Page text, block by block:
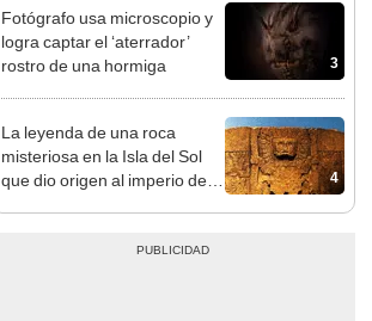
3
Fotógrafo usa microscopio y
logra captar el ‘aterrador’
rostro de una hormiga
4
La leyenda de una roca
misteriosa en la Isla del Sol
que dio origen al imperio de